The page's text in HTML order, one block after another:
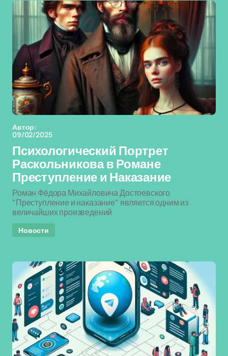
Автор:
09/02/2025
Психологический Портрет
Раскольникова в Романе
Преступление и Наказание
Роман Фёдора Михайловича Достоевского
"Преступление и наказание" является одним из
величайших произведений
Новости